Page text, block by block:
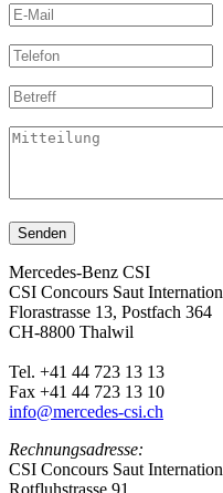
Senden
Mercedes-Benz CSI
CSI Concours Saut
Florastrasse 13, Postfach 364
CH-8800 Thalwil
Tel. +41 44 723 13 13
Fax +41 44 723 13 10
info@mercedes-csi.ch
Rechnungsadresse:
CSI Concours Saut
Rotfluhstrasse 91